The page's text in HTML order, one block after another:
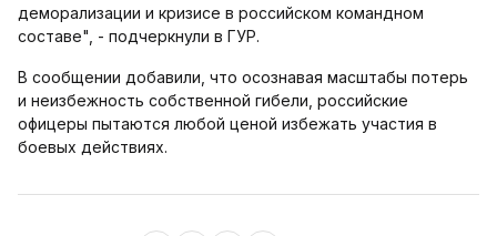
деморализации и кризисе в российском командном
составе", - подчеркнули в ГУР.
В сообщении добавили, что осознавая масштабы потерь
и неизбежность собственной гибели, российские
офицеры пытаются любой ценой избежать участия в
боевых действиях.